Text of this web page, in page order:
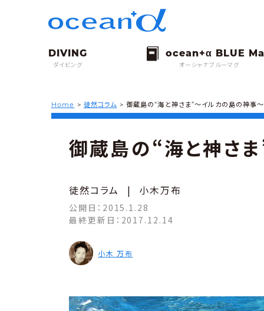
ダイビング オーシャナブルーマグ
Home > 徒然コラム > 御蔵島の“海と神さま”～イルカの島の神事～
御蔵島の“海と神さ
徒然コラム | 小木万布
公開日： 2015.1.28
最終更新日： 2017.12.14
小木 万布